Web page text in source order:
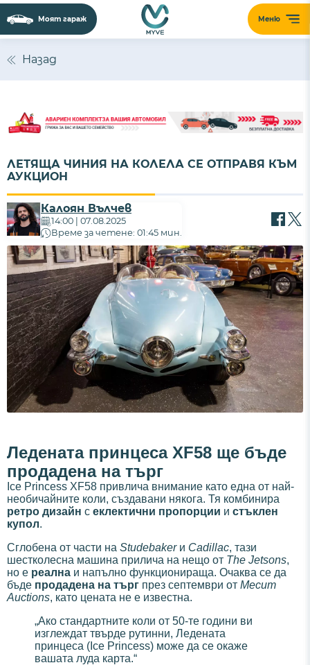
Сайтът използва 'бисквитки' (cookies) с
цел безпроблемно функциониране,
сайта, Вие приемате нашите
Политика за
Меню
Моят гараж
Назад
ЛЕТЯЩА ЧИНИЯ НА КОЛЕЛА СЕ ОТПРАВЯ КЪМ
АУКЦИОН
Калоян Вълчев
14:00 | 07.08.2025
Време за четене: 01:45 мин.
Ледената принцеса XF58 ще бъде
продадена на търг
Ice Princess XF58 привлича внимание като една от най-
необичайните коли, създавани някога. Тя комбинира
ретро дизайн с еклектични пропорции и стъклен
купол.
Сглобена от части на Studebakerи Cadillac, тази
шестколесна машина прилича на нещо от The Jetsons,
но е реална и напълно функционираща. Очаква се да
бъде продадена на търг през септември от Mecum
Auctions, като цената не е известна.
„Ако стандартните коли от 50-те години ви
изглеждат твърде рутинни, Ледената
принцеса (Ice Princess) може да се окаже
вашата луда карта.“